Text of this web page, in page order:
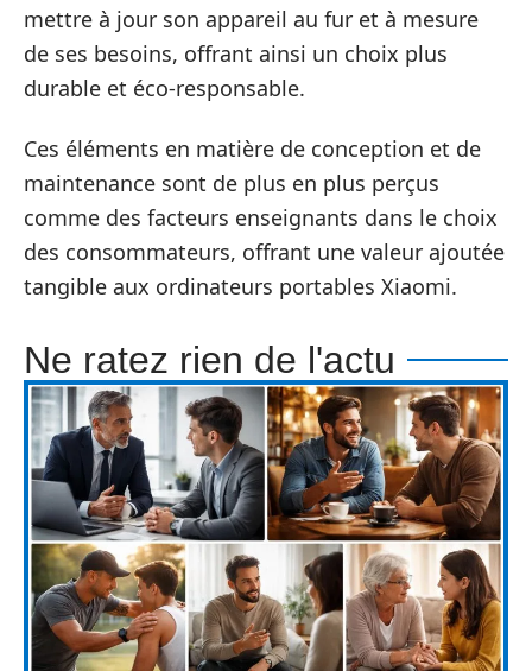
mettre à jour son appareil au fur et à mesure
de ses besoins, offrant ainsi un choix plus
durable et éco-responsable.
Ces éléments en matière de conception et de
maintenance sont de plus en plus perçus
comme des facteurs enseignants dans le choix
des consommateurs, offrant une valeur ajoutée
tangible aux ordinateurs portables Xiaomi.
Ne ratez rien de l'actu